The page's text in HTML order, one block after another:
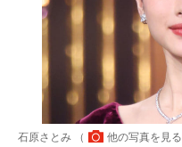
石原さとみ （ 他の写真を見る